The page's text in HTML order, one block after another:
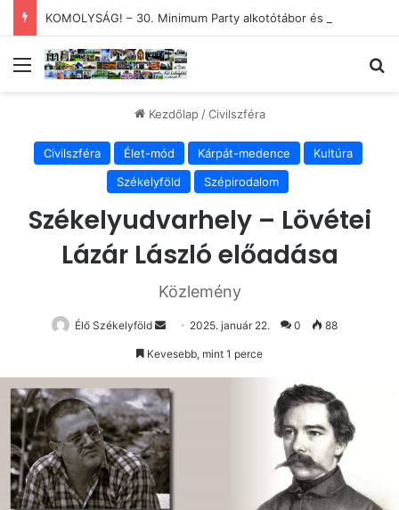
Menü
Kezdőlap / Civilszféra
Civilszféra Élet-mód Kárpát-medence
Kultúra
Székelyföld
Szépirodalom
Székelyudvarhely – Lövétei
Lázár László előadása
Közlemény
Élő Székelyföld
Send 2025. január 22. 0 88
Kevesebb, mint 1 perce